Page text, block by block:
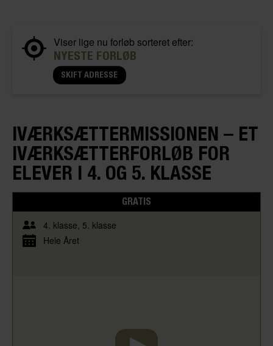
Viser lige nu forløb sorteret efter:
NYESTE FORLØB
SKIFT ADRESSE
IVÆRKSÆTTER­MISSIONEN – ET
IVÆRKSÆTTERFORLØB FOR
ELEVER I 4. OG 5. KLASSE
GRATIS
4. klasse 5. klasse
Hele Året